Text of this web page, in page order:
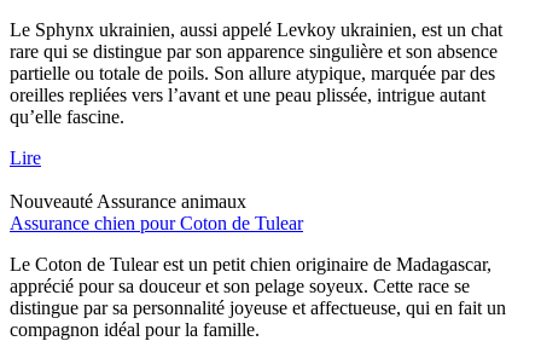
Le Sphynx ukrainien, aussi appelé Levkoy ukrainien, est un chat
rare qui se distingue par son apparence singulière et son absence
partielle ou totale de poils. Son allure atypique, marquée par des
oreilles repliées vers l’avant et une peau plissée, intrigue autant
qu’elle fascine.
Lire
Nouveauté Assurance animaux
Assurance chien pour Coton de Tulear
Le Coton de Tulear est un petit chien originaire de Madagascar,
apprécié pour sa douceur et son pelage soyeux. Cette race se
distingue par sa personnalité joyeuse et affectueuse, qui en fait un
compagnon idéal pour la famille.